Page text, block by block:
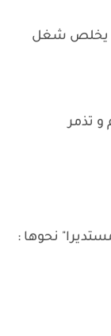
يخلص شغل
و تذمر
نحوها :